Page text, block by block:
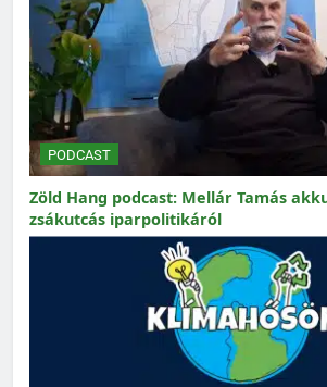
PODCAST
Zöld Hang podcast: Mellár Tamás
zsákutcás iparpolitikáról